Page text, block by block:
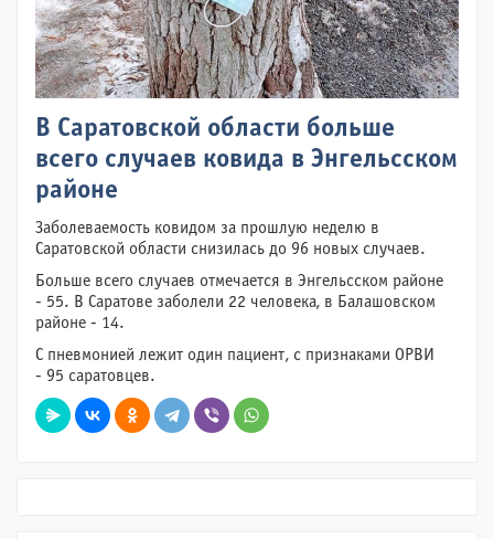
В Саратовской области больше
всего случаев ковида в Энгельсском
районе
Заболеваемость ковидом за прошлую неделю в
Саратовской области снизилась до 96 новых случаев.
Больше всего случаев отмечается в Энгельсском районе
- 55. В Саратове заболели 22 человека, в Балашовском
районе - 14.
С пневмонией лежит один пациент, с признаками ОРВИ
- 95 саратовцев.